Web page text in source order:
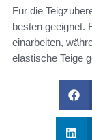
Für die
besten geeignet.
einarbeiten,
elastische Teige